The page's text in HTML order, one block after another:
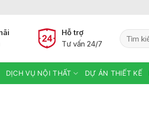
Hỗ trợ
Tư vấn 24/7
Tìm
kiếm:
DỊCH VỤ NỘI THẤT DỰ ÁN THIẾT KẾ